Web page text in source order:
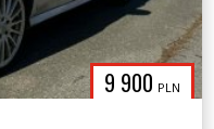
9 900 PLN